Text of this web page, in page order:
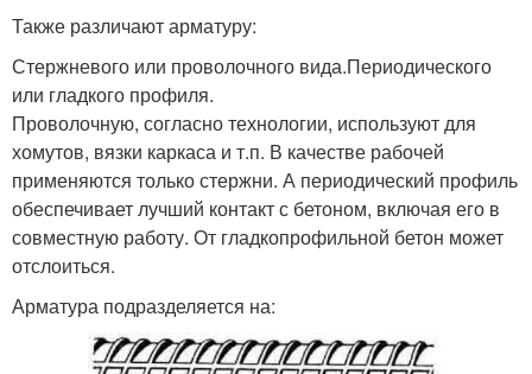
Также различают арматуру:
Стержневого или проволочного вида.Периодического
или гладкого профиля.
Проволочную, согласно технологии, используют для
хомутов, вязки каркаса и т.п. В качестве рабочей
применяются только стержни. А периодический профиль
обеспечивает лучший контакт с бетоном, включая его в
совместную работу. От гладкопрофильной бетон может
отслоиться.
Арматура подразделяется на: